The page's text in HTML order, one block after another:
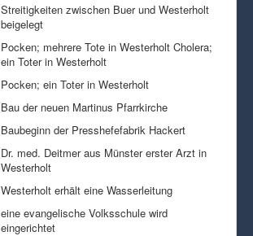
Streitigkeiten zwischen Buer und Westerholt
beigelegt
Pocken; mehrere Tote in Westerholt Cholera;
ein Toter in Westerholt
Pocken; ein Toter in Westerholt
Bau der neuen Martinus Pfarrkirche
Baubeginn der Presshefefabrik Hackert
Dr. med. Deitmer aus Münster erster Arzt in
Westerholt
Westerholt erhält eine Wasserleitung
eine evangelische Volksschule wird
eingerichtet